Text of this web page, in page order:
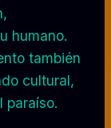
humano.
también
cultural,
paraíso.